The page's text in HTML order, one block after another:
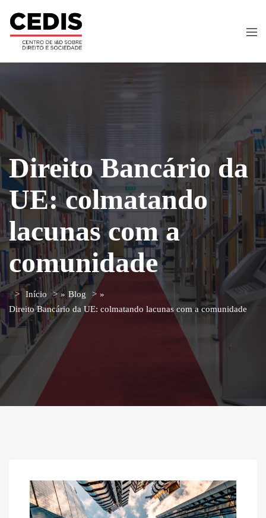
Direito Bancário da
UE: colmatando
lacunas com a
comunidade
Início » Blog
»
Direito Bancário da UE: colmatando lacunas com a comunidade